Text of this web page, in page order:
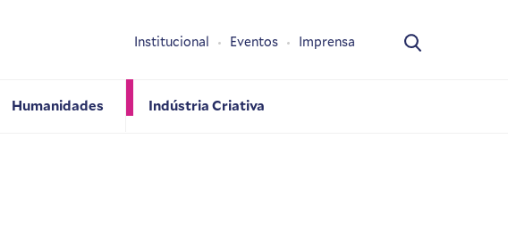
Humanidades Indústria Criativa
Institucional Eventos Imprensa